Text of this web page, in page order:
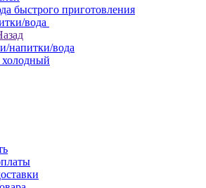
быстрого приготовления
вода
напитки/вода